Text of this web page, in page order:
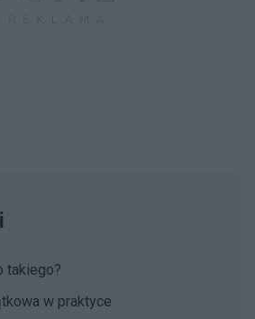
takiego?
w praktyce